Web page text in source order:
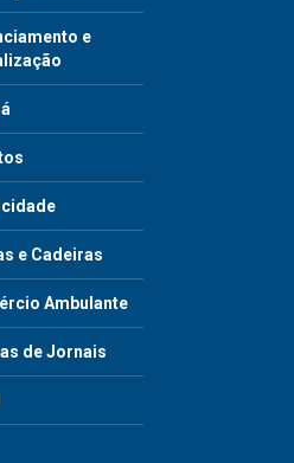
e
e Cadeiras
Ambulante
de Jornais